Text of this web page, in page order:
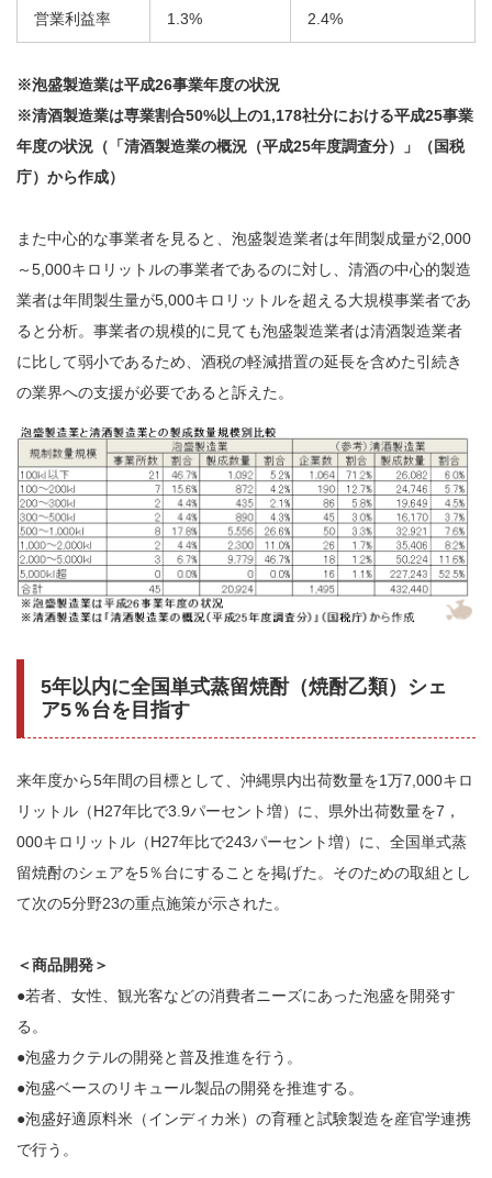
営業利益率 1.3% 2.4%
※泡盛製造業は平成26事業年度の状況
※清酒製造業は専業割合50%以上の1,178社分における平成25事業
年度の状況（「清酒製造業の概況（平成25年度調査分）」（国税
庁）から作成）
また中心的な事業者を見ると、泡盛製造業者は年間製成量が2,000
～5,000キロリットルの事業者であるのに対し、清酒の中心的製造
業者は年間製生量が5,000キロリットルを超える大規模事業者であ
ると分析。事業者の規模的に見ても泡盛製造業者は清酒製造業者
に比して弱小であるため、酒税の軽減措置の延長を含めた引続き
の業界への支援が必要であると訴えた。
5年以内に全国単式蒸留焼酎（焼酎乙類）シェ
ア5％台を目指す
来年度から5年間の目標として、沖縄県内出荷数量を1万7,000キロ
リットル（H27年比で3.9パーセント増）に、県外出荷数量を7，
000キロリットル（H27年比で243パーセント増）に、全国単式蒸
留焼酎のシェアを5％台にすることを掲げた。そのための取組とし
て次の5分野23の重点施策が示された。
＜商品開発＞
●若者、女性、観光客などの消費者ニーズにあった泡盛を開発す
る。
●泡盛カクテルの開発と普及推進を行う。
●泡盛ベースのリキュール製品の開発を推進する。
●泡盛好適原料米（インディカ米）の育種と試験製造を産官学連携
で行う。